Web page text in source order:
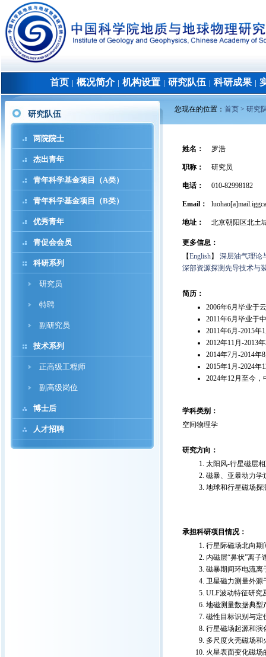
首页 概况简介│ 机构设置 研究队伍 科研成果│
研究队伍
两院院士
杰出青年
青年科学基金项目（A类）
青年科学基金项目（B类）
优秀青年
青促会会员
科研系列
研究员
特聘
副研究员
技术系列
正高级工程师
副高级岗位
博士后
人才招聘
您现在的位置： 首页 > 研究
姓名 ： 罗浩
职称 ： 研究员
电话： 010-82998182
Email：
地址 ： 北京朝阳区北土
更多信息：
【English】 深层油气理论
深部资源探测先导技术与
简历：
2006年6月毕业于
2011年6月毕业于
2011年6月-2015
2012年11月-2013
2014年7月-2014
2015年1月-2024
2024年12月至今
学科类别：
空间物理学
研究方向：
太阳风-行星磁层
磁暴、亚暴动力学
地球和行星磁场探
承担科研项目情况：
行星际磁场北向期
内磁层“鼻状”离子
磁暴期间环电流离
卫星磁力测量外源
ULF波动特征研究
地磁测量数据典型
磁性目标识别与定
行星磁场起源和演
多尺度火壳磁场和
火星表面变化磁场